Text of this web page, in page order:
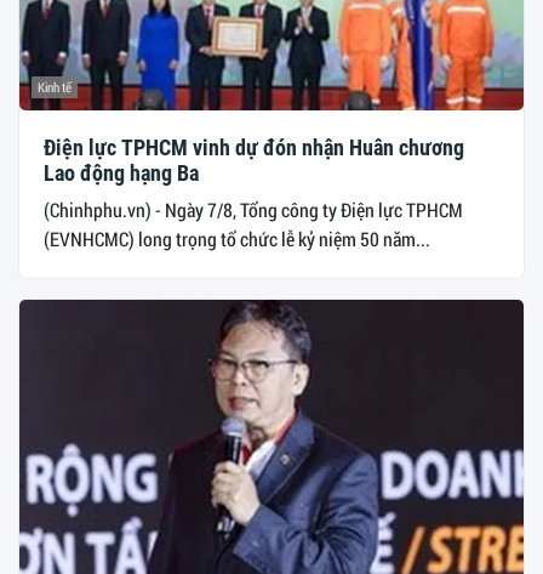
Kinh tế
Điện lực TPHCM vinh dự đón nhận Huân chương
Lao động hạng Ba
(Chinhphu.vn) - Ngày 7/8, Tổng công ty Điện lực TPHCM
(EVNHCMC) long trọng tổ chức lễ kỷ niệm 50 năm...